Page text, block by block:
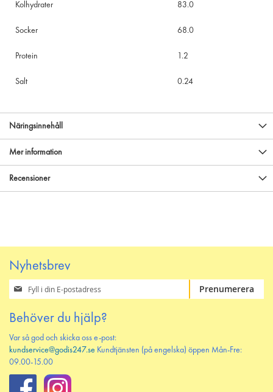
Kolhydrater 83.0
Socker 68.0
Protein 1.2
Salt 0.24
Näringsinnehåll
Mer information
Recensioner
Nyhetsbrev
Prenumerera
på
nyhetsbrev
Prenumerera
Behöver du hjälp?
Var så god och skicka oss e-post:
kundservice@godis247.se Kundtjänsten (på engelska) öppen Mån-Fre:
09.00-15.00